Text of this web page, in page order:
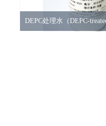
DEPC处理水（DEPC-